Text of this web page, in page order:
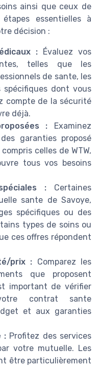
ainsi que ceux de
essentielles à
décision :
:Évaluez vos
telles que les
de sante, les
spécifiques dont vous
compte de la sécurité
déjà.
: Examinez
garanties proposé
celles de WTW,
tous vos besoins
: Certaines
sante de Savoye,
spécifiques ou des
types de soins ou
ces offres répondent
prix : Comparez les
que proposent
important de vérifier
contrat sante
et aux garanties
:Profitez des services
votre mutuelle. Les
être particulièrement